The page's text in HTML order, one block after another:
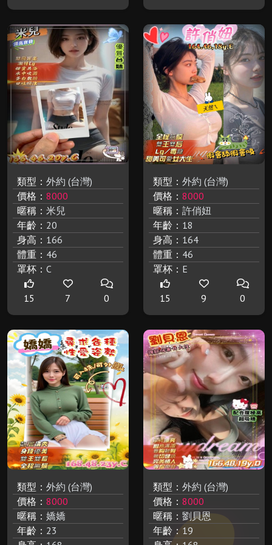
類型： 外約 (台灣)
價格： 8000
暱稱： 米兒
年齡： 20
身高： 166
體重： 46
罩杯： C
15 7 0
類型： 外約 (台灣)
價格： 8000
暱稱： 許俏妞
年齡： 18
身高： 164
體重： 46
罩杯： E
15 9 0
類型： 外約 (台灣)
價格： 8000
暱稱： 嬌嬌
年齡： 23
類型： 外約 (台灣)
價格： 8000
暱稱： 劉貝恩
年齡： 19